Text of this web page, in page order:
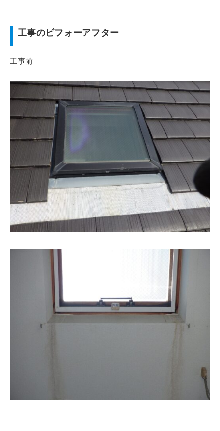
工事のビフォーアフター
工事前